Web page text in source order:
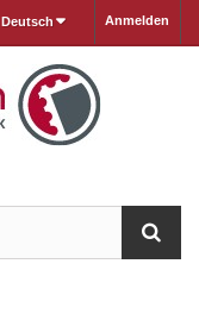
Anmelden
Deutsch